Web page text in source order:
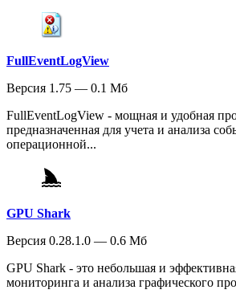
FullEventLogView
Версия 1.75 — 0.1 Мб
FullEventLogView - мощная и удобная
предназначенная для учета и анализа
операционной...
GPU Shark
Версия 0.28.1.0 — 0.6 Мб
GPU Shark - это небольшая и
мониторинга и анализа графического